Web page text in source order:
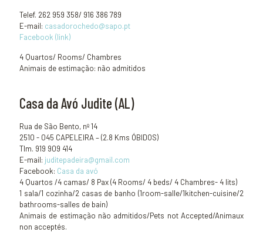
Telef. 262 959 358/ 916 386 789
E-mail: casadorochedo@sapo.pt
Facebook (link)
4 Quartos/ Rooms/ Chambres
Animais de estimação: não admitidos
Casa da Avó Judite (AL)
Rua de São Bento, nº 14
2510 - 045 CAPELEIRA – (2.8 Kms ÓBIDOS)
Tlm. 919 909 414
E-mail: juditepadeira@gmail.com
Facebook: Casa da avó
4 Quartos /4 camas/ 8 Pax (4 Rooms/ 4 beds/ 4 Chambres- 4 lits)
1 sala/1 cozinha/2 casas de banho (1room-salle/1kitchen-cuisine/2
bathrooms-salles de bain)
Animais de estimação não admitidos/Pets not Accepted/Animaux
non acceptés.